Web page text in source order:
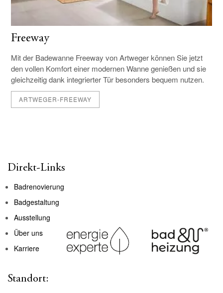
Freeway
Mit der Badewanne Freeway von Artweger können Sie jetzt
den vollen Komfort einer modernen Wanne genießen und sie
gleichzeitig dank integrierter Tür besonders bequem nutzen.
ARTWEGER-FREEWAY
Direkt-Links
Badrenovierung
Badgestaltung
Ausstellung
Über uns
Karriere
Standort: